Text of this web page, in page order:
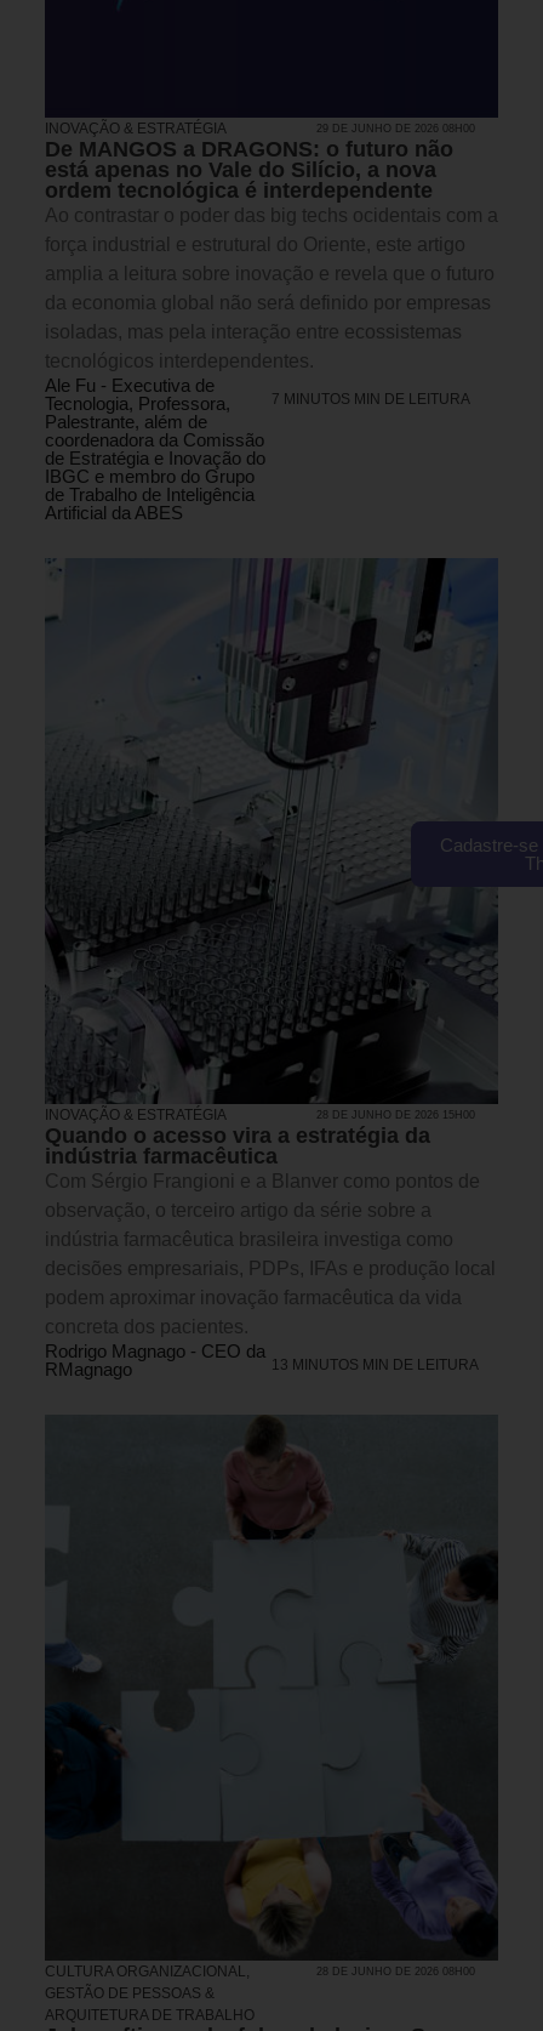
INOVAÇÃO & ESTRATÉGIA 29 DE JUNHO DE 2026 08H00
De MANGOS a DRAGONS: o futuro não
está apenas no Vale do Silício, a nova
ordem tecnológica é interdependente
Ao contrastar o poder das big techs ocidentais com a
força industrial e estrutural do Oriente, este artigo
amplia a leitura sobre inovação e revela que o futuro
da economia global não será definido por empresas
isoladas, mas pela interação entre ecossistemas
tecnológicos interdependentes.
Ale Fu - Executiva de
Tecnologia, Professora,
Palestrante, além de
coordenadora da Comissão
de Estratégia e Inovação do
IBGC e membro do Grupo
de Trabalho de Inteligência
Artificial da ABES
7 MINUTOS MIN DE LEITURA
INOVAÇÃO & ESTRATÉGIA 28 DE JUNHO DE 2026 15H00
Quando o acesso vira a estratégia da
indústria farmacêutica
Com Sérgio Frangioni e a Blanver como pontos de
observação, o terceiro artigo da série sobre a
indústria farmacêutica brasileira investiga como
decisões empresariais, PDPs, IFAs e produção local
podem aproximar inovação farmacêutica da vida
concreta dos pacientes.
Rodrigo Magnago - CEO da
RMagnago
13 MINUTOS MIN DE LEITURA
CULTURA ORGANIZACIONAL,
GESTÃO DE PESSOAS &
ARQUITETURA DE TRABALHO
28 DE JUNHO DE 2026 08H00
Cadastre-